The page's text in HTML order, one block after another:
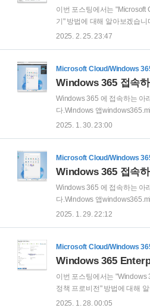
격 증명이 필요하지만 제공되
서비스 간 호환이 되지 않는
이번 포스팅에서는 "Microsoft
기" 방법에 대해 알아보겠습
정 웹 사이트 내용을 참조하여
창이 발생하면, 안내 메세지 확
음 접속을 하면 아래 스샷과
고, 게시하는 데 필요한 완전
번째 에이전트을(를) 만드는
2025. 2. 25. 23:47
Microsoft Cloud/Windows
Windows 365 에 접속하는 아
다.Windows 앱
크톱 이번 포스팅에서는
접속 합니다. 그리고 '계정' 입
입력 화면에서, '암호' 입력 후 '
니다.cf) 로그인하라고 묻는
됩니다. 로그인 한 계정의 권한
2025. 1. 30. 23:00
Microsoft Cloud/Windows
Windows 365 접속
Windows 365 에 접속하는 아
다.Windows 앱
크톱 이번 포스팅에서는
접속 후 검색 상자에
되는 'Windows App' 을 클릭
다운로드가 완료되면 '파일
Store 창이..
2025. 1. 29. 22:12
Microsoft Cloud/Windows
이번 포스팅에서는 "Windows
정책 프로비전" 방법에 대해
365 Enterprise 사용을 위한 라
2025. 1. 28. 00:05